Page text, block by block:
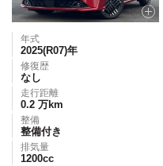
年式
2025(R07)年
修復歴
なし
走行距離
0.2 万km
整備
整備付き
排気量
1200cc